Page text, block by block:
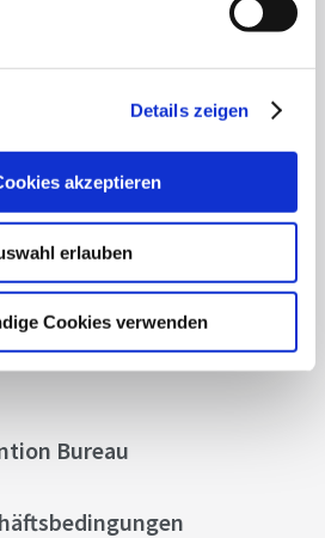
Details zeigen
akzeptieren
erlauben
Cookies verwenden
bleiben Sie zu Events,
Angeboten in
Bureau